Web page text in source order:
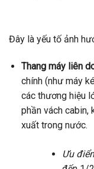
Đây là yếu tố ảnh
Thang máy liên
chính (như máy
các thương hiệu
phần vách cabin,
xuất trong nước.
Ưu